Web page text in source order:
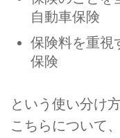
自動車保険
保険料を重視
保険
という使い分け
こちらについて